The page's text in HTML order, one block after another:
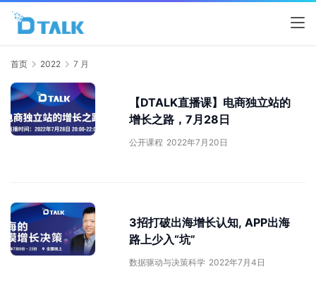
首页 2022 7 月
【DTALK直播课】电商独立站的
增长之路，7月28日
公开课程 2022年7月20日
3招打破出海增长认知, APP出海
路上少入“坑”
数据驱动与决策科学 2022年7月4日